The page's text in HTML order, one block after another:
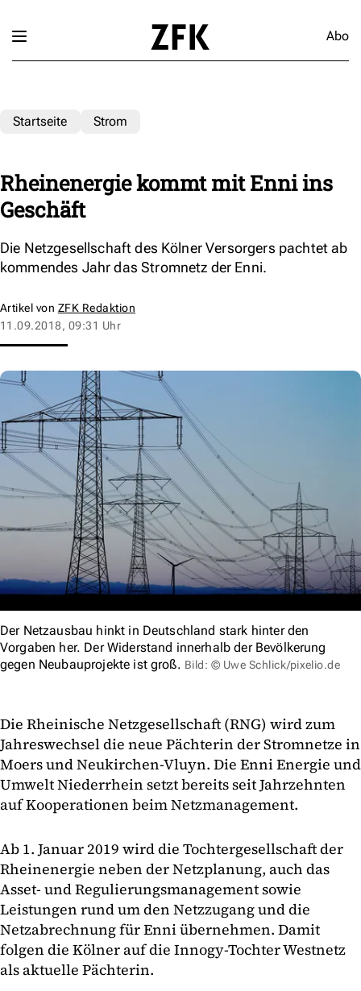
Abo
Startseite Strom
Rheinenergie kommt mit Enni ins
Geschäft
Die Netzgesellschaft des Kölner Versorgers pachtet ab
kommendes Jahr das Stromnetz der Enni.
Artikel von ZFK Redaktion
11.09.2018, 09:31 Uhr
Der Netzausbau hinkt in Deutschland stark hinter den
Vorgaben her. Der Widerstand innerhalb der Bevölkerung
gegen Neubauprojekte ist groß. Bild: © Uwe Schlick/pixelio.de
Die Rheinische Netzgesellschaft (RNG) wird zum
Jahreswechsel die neue Pächterin der Stromnetze in
Moers und Neukirchen-Vluyn. Die Enni Energie und
Umwelt Niederrhein setzt bereits seit Jahrzehnten
auf Kooperationen beim Netzmanagement.
Ab 1. Januar 2019 wird die Tochtergesellschaft der
Rheinenergie neben der Netzplanung, auch das
Asset- und Regulierungsmanagement sowie
Leistungen rund um den Netzzugang und die
Netzabrechnung für Enni übernehmen. Damit
folgen die Kölner auf die Innogy-Tochter Westnetz
als aktuelle Pächterin.